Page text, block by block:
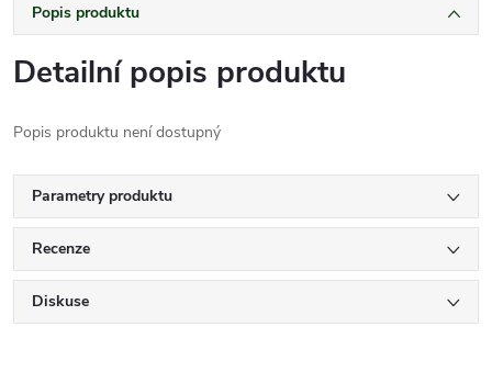
Popis produktu
Detailní popis produktu
Popis produktu není dostupný
Parametry produktu
Recenze
Diskuse